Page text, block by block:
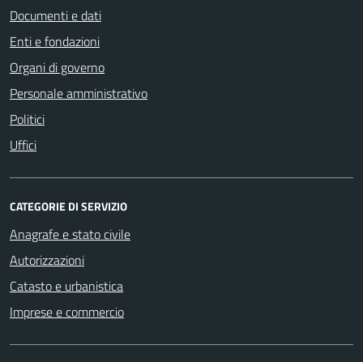
Documenti e dati
Enti e fondazioni
Organi di governo
Personale amministrativo
Politici
Uffici
CATEGORIE DI SERVIZIO
Anagrafe e stato civile
Autorizzazioni
Catasto e urbanistica
Imprese e commercio